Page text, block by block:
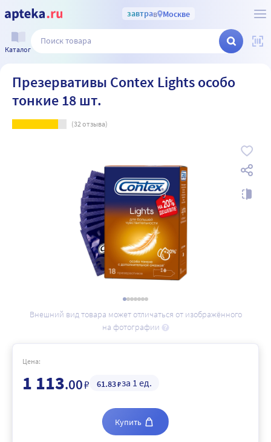
завтрав Москве
Каталог
Презервативы Contex Lights особо
тонкие 18 шт.
(32отзыва)
Внешний вид товара может отличаться от изображённого
на фотографии
Цена:
1 113.00₽ 61.83₽за 1 ед.
Купить